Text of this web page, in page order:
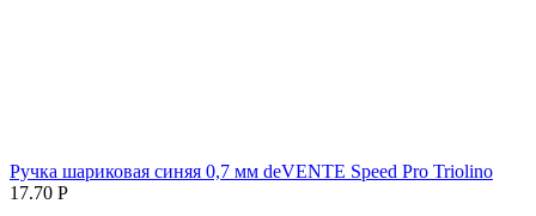
Ручка шариковая синяя 0,7 мм deVENTE Speed Pro Triolino
17.70 Р